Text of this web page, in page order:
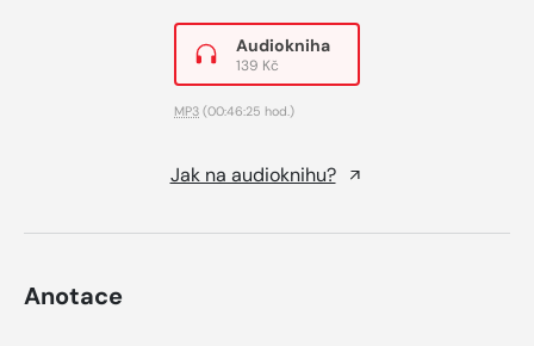
Audiokniha
139 Kč
MP3 (00:46:25 hod.)
Jak na audioknihu?
Anotace